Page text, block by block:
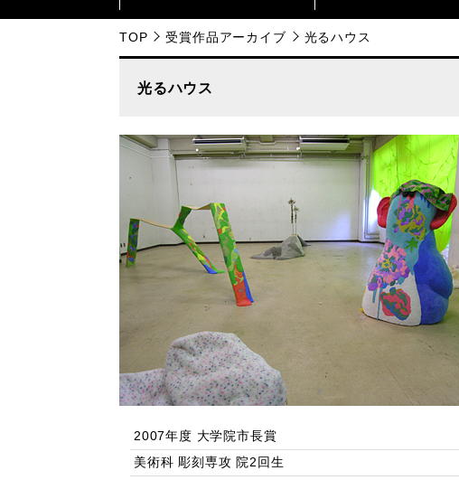
TOP 受賞作品アーカイブ 光るハウス
光るハウス
2007年度 大学院市長賞
美術科 彫刻専攻 院2回生